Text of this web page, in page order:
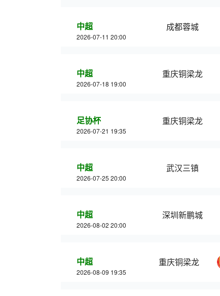
中超
2026-07-11 20:00
成都蓉城
中超
2026-07-18 19:00
重庆铜梁龙
足协杯
2026-07-21 19:35
重庆铜梁龙
中超
2026-07-25 20:00
武汉三镇
中超
2026-08-02 20:00
深圳新鹏城
中超
2026-08-09 19:35
重庆铜梁龙